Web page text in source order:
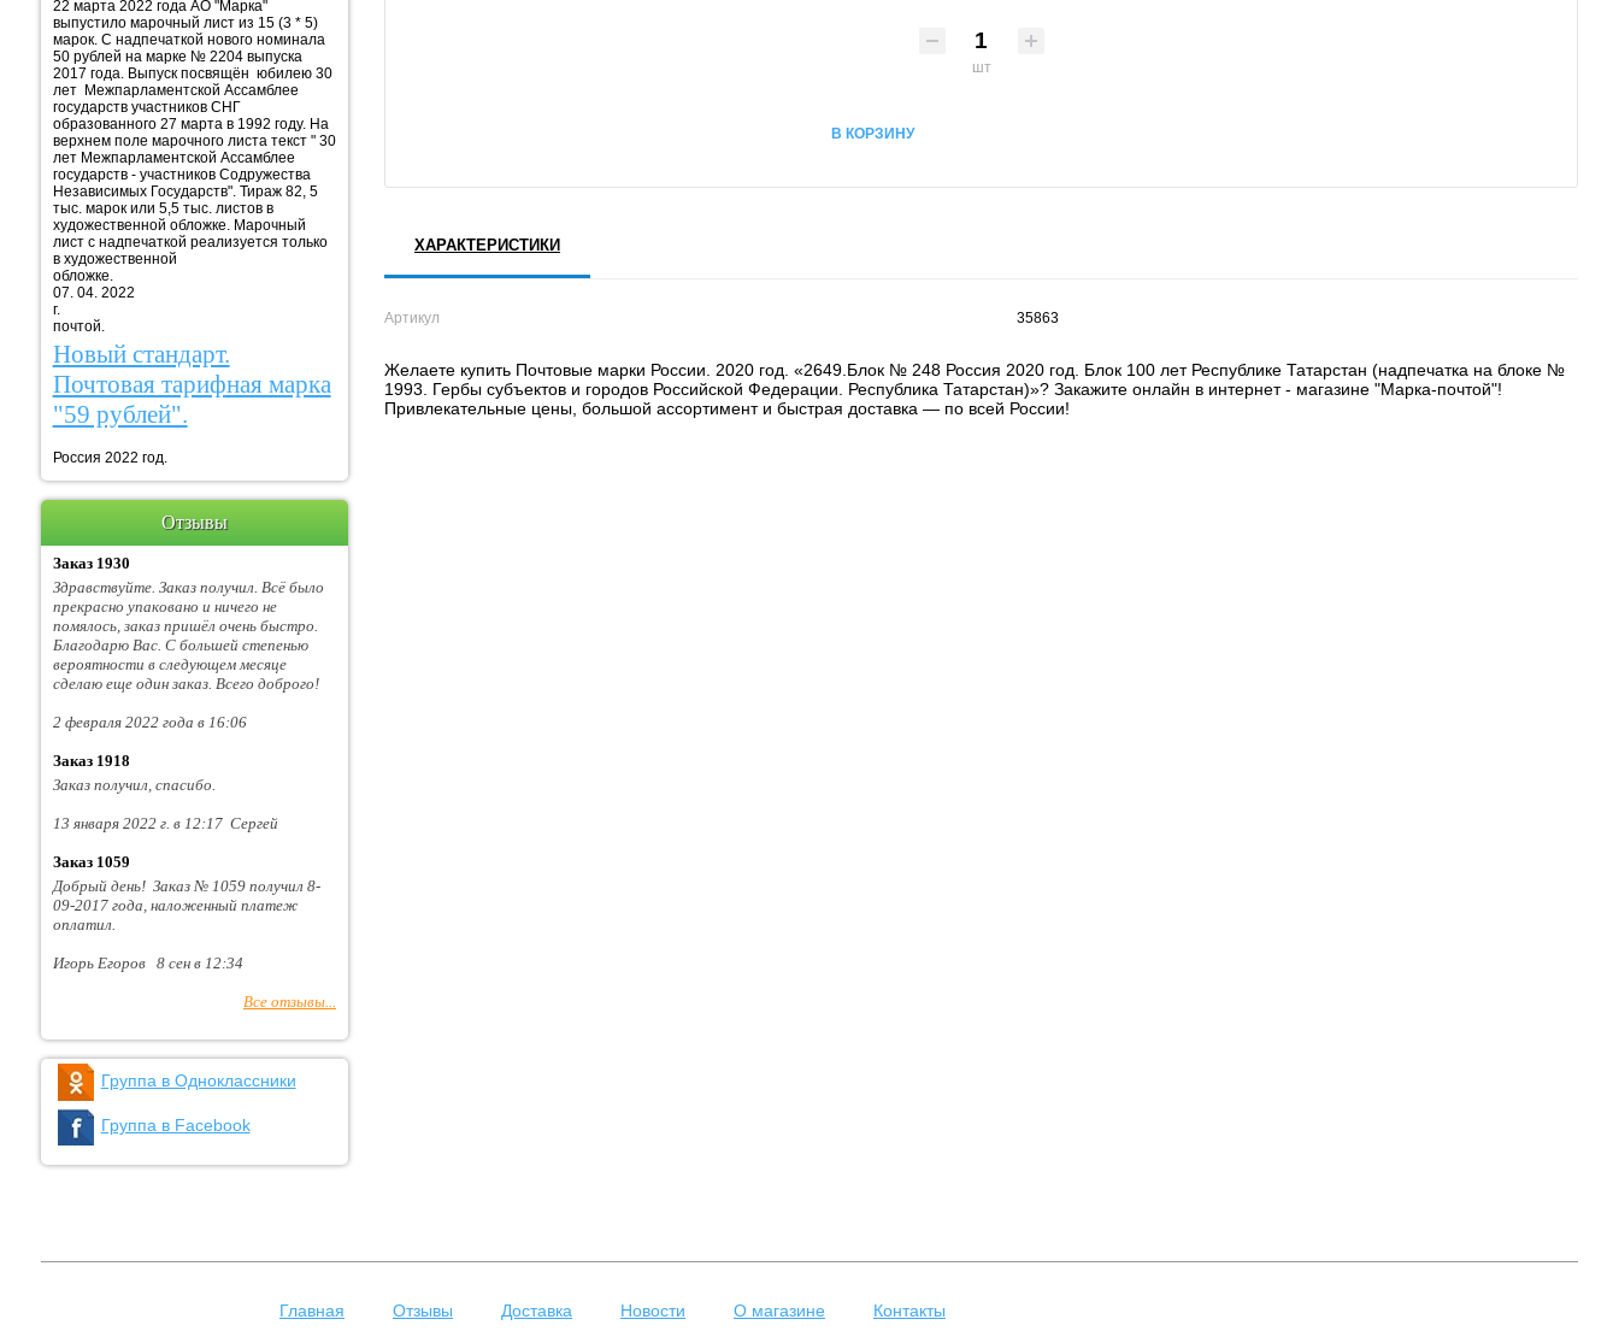
шт
В КОРЗИНУ
ХАРАКТЕРИСТИКИ
Артикул 35863
Желаете купить Почтовые марки России. 2020 год. «2649.Блок № 248 Россия 2020 год. Блок 100 лет Республике Татарстан (надпечатка на блоке №
1993. Гербы субъектов и городов Российской Федерации. Республика Татарстан)»? Закажите онлайн в интернет - магазине "Марка-почтой"!
Привлекательные цены, большой ассортимент и быстрая доставка — по всей России!
22 марта 2022 года АО "Марка"
выпустило марочный лист из 15 (3 * 5)
марок. С надпечаткой нового номинала
50 рублей на марке № 2204 выпуска
2017 года. Выпуск посвящён юбилею 30
лет Межпарламентской Ассамблее
государств участников СНГ
образованного 27 марта в 1992 году. На
верхнем поле марочного листа текст " 30
лет Межпарламентской Ассамблее
государств - участников Содружества
Независимых Государств". Тираж 82, 5
тыс. марок или 5,5 тыс. листов в
художественной обложке. Марочный
лист с надпечаткой реализуется только
в художественной
обложке.
07. 04. 2022
г. Марка
почтой.
Новый стандарт.
Почтовая тарифная марка
"59 рублей".
Россия 2022 год.
Отзывы
Заказ 1930
Здравствуйте. Заказ получил. Всё было
прекрасно упаковано и ничего не
помялось, заказ пришёл очень быстро.
Благодарю Вас. С большей степенью
вероятности в следующем месяце
сделаю еще один заказ. Всего доброго!
2 февраля 2022 года в 16:06
Заказ 1918
Заказ получил, спасибо.
13 января 2022 г. в 12:17 Сергей
Заказ 1059
Добрый день! Заказ № 1059 получил 8-
09-2017 года, наложенный платеж
оплатил.
Игорь Егоров 8 сен в 12:34
Все отзывы...
Группа в Одноклассники
Группа в Facebook
Главная Отзывы Доставка Новости О магазине Контакты